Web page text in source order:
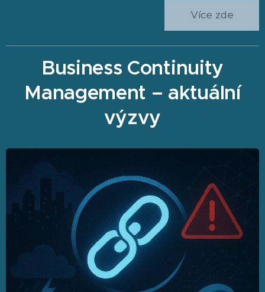
Více zde
Business Continuity
Management – aktuální
výzvy